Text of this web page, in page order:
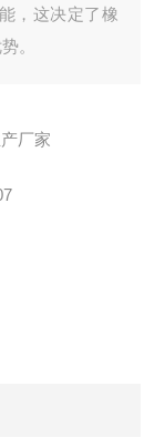
，这决定了橡
。
厂家